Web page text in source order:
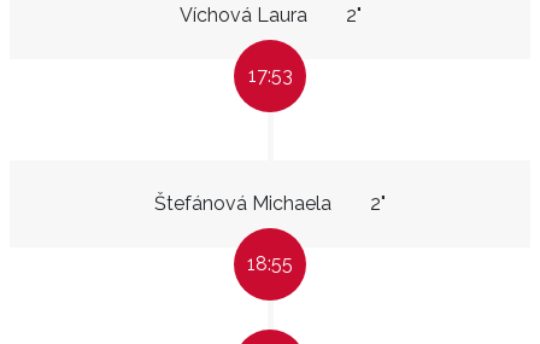
Víchová Laura 2"
17:53
Štefánová Michaela 2"
18:55